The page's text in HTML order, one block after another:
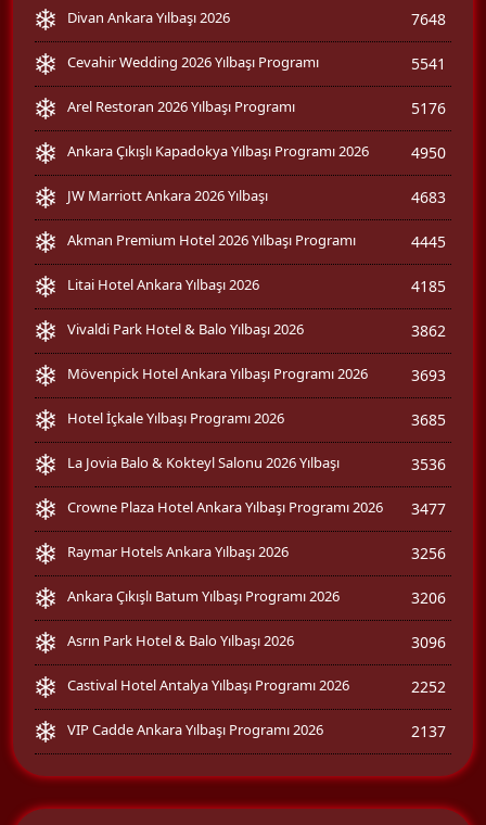
Divan Ankara Yılbaşı 2026 7648
Cevahir Wedding 2026 Yılbaşı Programı 5541
Arel Restoran 2026 Yılbaşı Programı 5176
Ankara Çıkışlı Kapadokya Yılbaşı Programı 2026 4950
JW Marriott Ankara 2026 Yılbaşı 4683
Akman Premium Hotel 2026 Yılbaşı Programı 4445
Litai Hotel Ankara Yılbaşı 2026 4185
Vivaldi Park Hotel & Balo Yılbaşı 2026 3862
Mövenpick Hotel Ankara Yılbaşı Programı 2026 3693
Hotel İçkale Yılbaşı Programı 2026 3685
La Jovia Balo & Kokteyl Salonu 2026 Yılbaşı 3536
Crowne Plaza Hotel Ankara Yılbaşı Programı 2026 3477
Raymar Hotels Ankara Yılbaşı 2026 3256
Ankara Çıkışlı Batum Yılbaşı Programı 2026 3206
Asrın Park Hotel & Balo Yılbaşı 2026 3096
Castival Hotel Antalya Yılbaşı Programı 2026 2252
VIP Cadde Ankara Yılbaşı Programı 2026 2137